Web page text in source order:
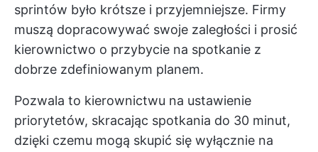
sprintów było krótsze i przyjemniejsze. Firmy
muszą dopracowywać swoje zaległości i prosić
kierownictwo o przybycie na spotkanie z
dobrze zdefiniowanym planem.
Pozwala to kierownictwu na ustawienie
priorytetów, skracając spotkania do 30 minut,
dzięki czemu mogą skupić się wyłącznie na